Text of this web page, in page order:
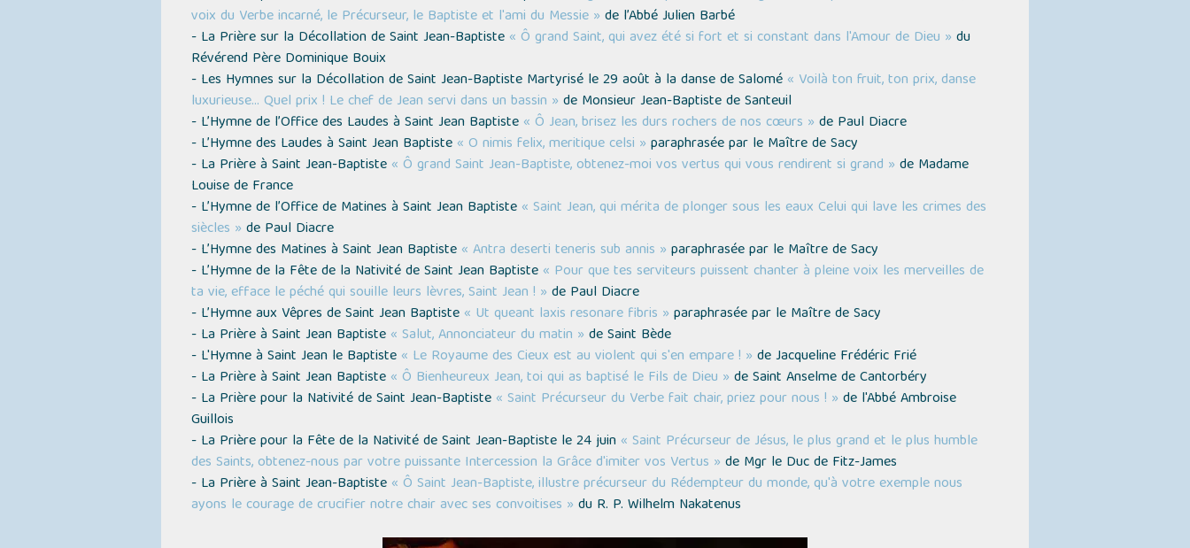
voix du Verbe incarné, le Précurseur, le Baptiste et l'ami du Messie » de l’Abbé Julien Barbé
- La Prière sur la Décollation de Saint Jean-Baptiste« Ô grand Saint, qui avez été si fort et si constant dans l'Amour de Dieu » du
Révérend Père Dominique Bouix
- Les Hymnes sur la Décollation de Saint Jean-Baptiste Martyrisé le 29 août à la danse de Salomé « Voilà ton fruit, ton prix, danse
luxurieuse… Quel prix ! Le chef de Jean servi dans un bassin » de Monsieur Jean-Baptiste de Santeuil
- L’Hymne de l’Office des Laudes à Saint Jean Baptiste « Ô Jean, brisez les durs rochers de nos cœurs » de Paul Diacre
- L’Hymne des Laudes à Saint Jean Baptiste « O nimis felix, meritique celsi » paraphrasée par le Maître de Sacy
- La Prière à Saint Jean-Baptiste « Ô grand Saint Jean-Baptiste, obtenez-moi vos vertus qui vous rendirent si grand » de Madame
Louise de France
- L’Hymne de l’Office de Matines à Saint Jean Baptiste « Saint Jean, qui mérita de plonger sous les eaux Celui qui lave les crimes des
siècles » de Paul Diacre
- L’Hymne des Matines à Saint Jean Baptiste « Antra deserti teneris sub annis » paraphrasée par le Maître de Sacy
- L’Hymne de la Fête de la Nativité de Saint Jean Baptiste « Pour que tes serviteurs puissent chanter à pleine voix les merveilles de
ta vie, efface le péché qui souille leurs lèvres, Saint Jean ! » de Paul Diacre
- L’Hymne aux Vêpres de Saint Jean Baptiste « Ut queant laxis resonare fibris » paraphrasée par le Maître de Sacy
- La Prière à Saint Jean Baptiste « Salut, Annonciateur du matin » de Saint Bède
- L'Hymne à Saint Jean le Baptiste « Le Royaume des Cieux est au violent qui s'en empare ! » de Jacqueline Frédéric Frié
- La Prière à Saint Jean Baptiste « Ô Bienheureux Jean, toi qui as baptisé le Fils de Dieu » de Saint Anselme de Cantorbéry
- La Prière pour la Nativité de Saint Jean-Baptiste « Saint Précurseur du Verbe fait chair, priez pour nous ! » de l'Abbé Ambroise
Guillois
- La Prière pour la Fête de la Nativité de Saint Jean-Baptiste le 24 juin « Saint Précurseur de Jésus, le plus grand et le plus humble
des Saints, obtenez-nous par votre puissante Intercession la Grâce d'imiter vos Vertus » de Mgr le Duc de Fitz-James
- La Prière à Saint Jean-Baptiste « Ô Saint Jean-Baptiste, illustre précurseur du Rédempteur du monde, qu'à votre exemple nous
ayons le courage de crucifier notre chair avec ses convoitises » du R. P. Wilhelm Nakatenus